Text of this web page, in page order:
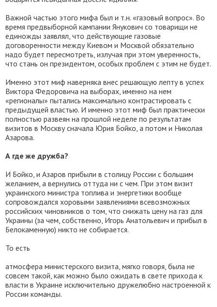
Важной частью этого мифа был и т.н. «газовый вопрос». Во
время предвыборной кампании Янукович со товарищи не
единожды заявлял, что действующие газовые
договоренности между Киевом и Москвой обязательно
надо будет пересмотреть, излучая при этом уверенность,
что стань он президентом, особых проблем с этим не будет.
Именно этот миф наверняка внес решающую лепту в успех
Виктора Федоровича на выборах, именно на нем
«регионалы» пытались максимально контрастировать с
предыдущей властью. И именно этот миф был практически
полностью развеян на прошлой неделе по результатам
визитов в Москву сначала Юрия Бойко, а потом и Николая
Азарова.
А где же дружба?
И Бойко, и Азаров прибыли в столицу России с большим
желанием, а вернулись оттуда ни с чем. При этом визит
украинского министра топлива и энергетики вообще
сопровождался хоровыми заявлениями всевозможных
российских чиновников о том, что снижать цену на газ для
Украины (за чем, собственно, Игорь Анатольевич и прибыл в
Белокаменную) никто не собирается.
То есть
атмосфера министерского визита, мягко говоря, была не
совсем такой, как можно было ожидать в свете прихода к
власти в Украине исключительно дружелюбно настроенной к
России команды.